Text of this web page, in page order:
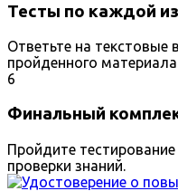
Тесты по каждой
Ответьте на текстовые
пройденного
6
Финальный
Пройдите
проверки знаний.